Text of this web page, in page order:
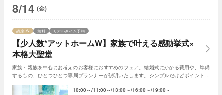
8/14 (金)
【少人数*アットホームW】家族で叶える感動挙式×
本格大聖堂
残席 無料 リアルタイム予約
家族・親族を中心にお考えのお客様におすすめのフェア。結婚式にかかる費用や、準備
するもの、ひとつひとつ専属プランナーが説明いたします。シンプルだけどポイントを
10:00～ 11:00～ 13:00～ 16:00～ 19:00～